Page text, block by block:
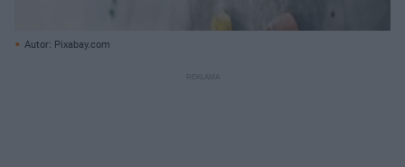
Autor: Pixabay.com